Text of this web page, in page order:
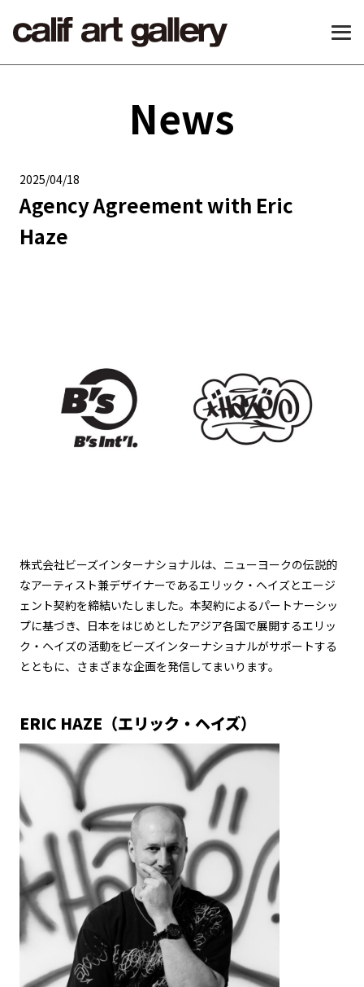
News
2025/04/18
Agency Agreement with Eric
Haze
株式会社ビーズインターナショナルは、ニューヨークの伝説的
なアーティスト兼デザイナーであるエリック・ヘイズとエージ
ェント契約を締結いたしました。本契約によるパートナーシッ
プに基づき、日本をはじめとしたアジア各国で展開するエリッ
ク・ヘイズの活動をビーズインターナショナルがサポートする
とともに、さまざまな企画を発信してまいります。
ERIC HAZE（エリック・ヘイズ）